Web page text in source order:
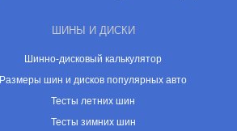
ШИНЫ И ДИСКИ
Шинно-дисковый калькулятор
Размеры шин и дисков популярных авто
Тесты летних шин
Тесты зимних шин